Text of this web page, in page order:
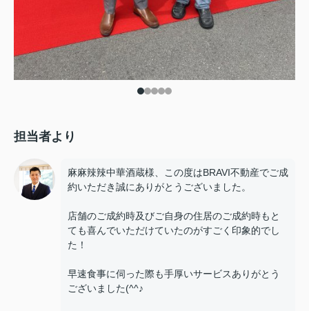
担当者より
麻麻辣辣中華酒蔵様、この度はBRAVI不動産でご成
約いただき誠にありがとうございました。
店舗のご成約時及びご自身の住居のご成約時もと
ても喜んでいただけていたのがすごく印象的でし
た！
早速食事に伺った際も手厚いサービスありがとう
ございました(^^♪